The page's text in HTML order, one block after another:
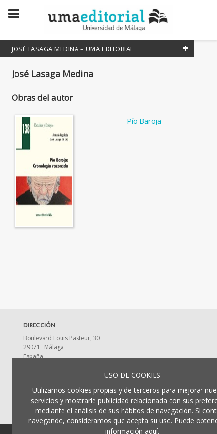
JOSÉ LASAGA MEDINA – UMA EDITORIAL
Todos
Editor literario
Editora Literaria
Escritor
Escritora
Traductor
Traductora
José Lasaga Medina
Obras del autor
Pío Baroja
DIRECCIÓN
Boulevard Louis Pasteur, 30
29071
Málaga
España
CONTACTA CON NOSOTROS
952 13 2917
USO DE COOKIES
Utilizamos cookies propias y de terceros para mejorar
servicios y mostrarle publicidad relacionada con sus
mediante el análisis de sus hábitos de navegación. Si
navegando, consideramos que acepta su uso. Puede
información aquí.